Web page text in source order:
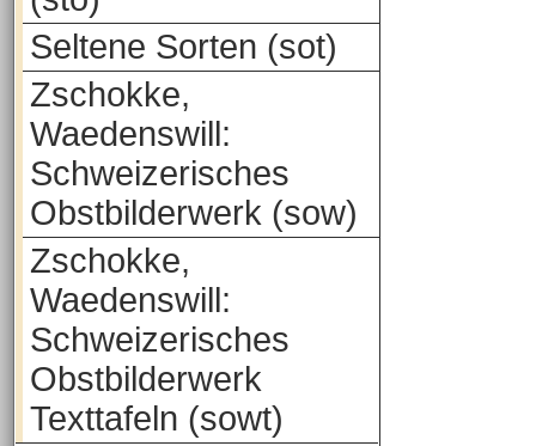
Seltene Sorten (sot)
Zschokke,
Waedenswill:
Schweizerisches
Obstbilderwerk (sow)
Zschokke,
Waedenswill:
Schweizerisches
Obstbilderwerk
Texttafeln (sowt)